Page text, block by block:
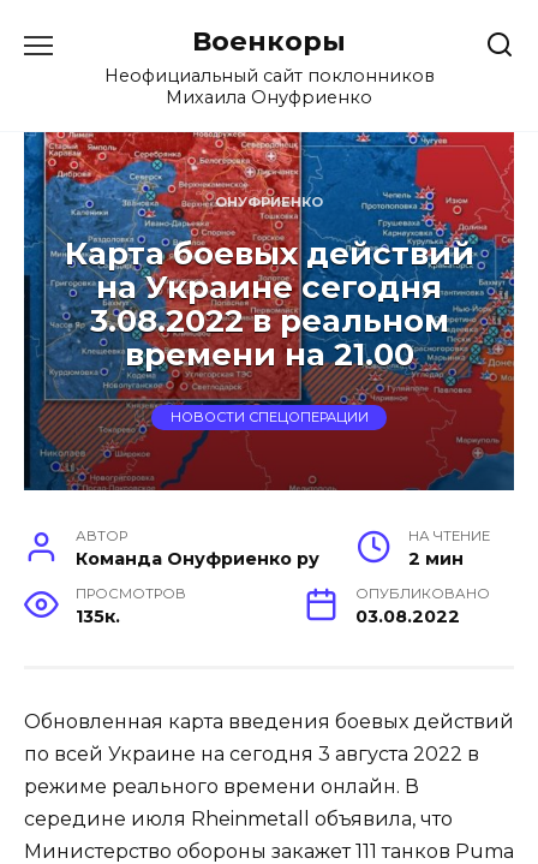
содержанию
Военкоры
Неофициальный сайт поклонников
Михаила Онуфриенко
ОНУФРИЕНКО
Карта боевых действий
на Украине сегодня
3.08.2022 в реальном
времени на 21.00
НОВОСТИ СПЕЦОПЕРАЦИИ
АВТОР
Команда Онуфриенко ру
НА ЧТЕНИЕ
2 мин
ПРОСМОТРОВ
135к.
ОПУБЛИКОВАНО
03.08.2022
Обновленная карта введения боевых действий
по всей Украине на сегодня 3 августа 2022 в
режиме реального времени онлайн. В
середине июля Rheinmetall объявила, что
Министерство обороны закажет 111 танков Puma